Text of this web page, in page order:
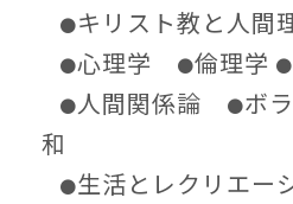
●キリスト教と人間
●心理学 ●倫理学 ●
●人間関係論 ●ボ
和
●生活とレクリエー